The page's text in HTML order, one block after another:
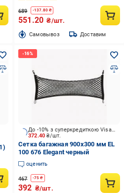
689 -137.80₴
551.20 ₴/шт.
Cамовывоз Доставим
372.40₴/шт.
До -10% з суперкредиткою Visa Вигода
Сетка багажная 900х300 мм EL
100 676 Elegant черный
оценить
467 -75 ₴
392 ₴/шт.